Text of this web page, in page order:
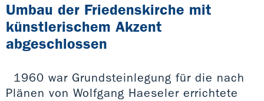
Umbau der Friedenskirche mit
künstlerischem Akzent
abgeschlossen
1960 war Grundsteinlegung für die nach
Plänen von Wolfgang Haeseler errichtete